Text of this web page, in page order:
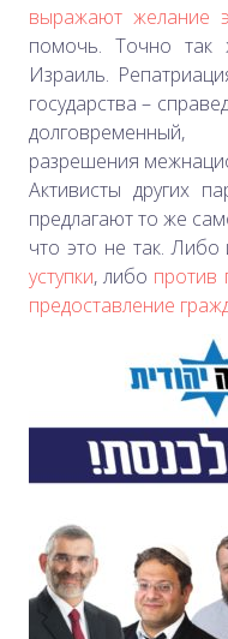
выражают желание
помочь. Точно так
Израиль.
государства –
разрешения
Активисты других
предлагают то же
что это не так.
уступки, либо против
предоставление